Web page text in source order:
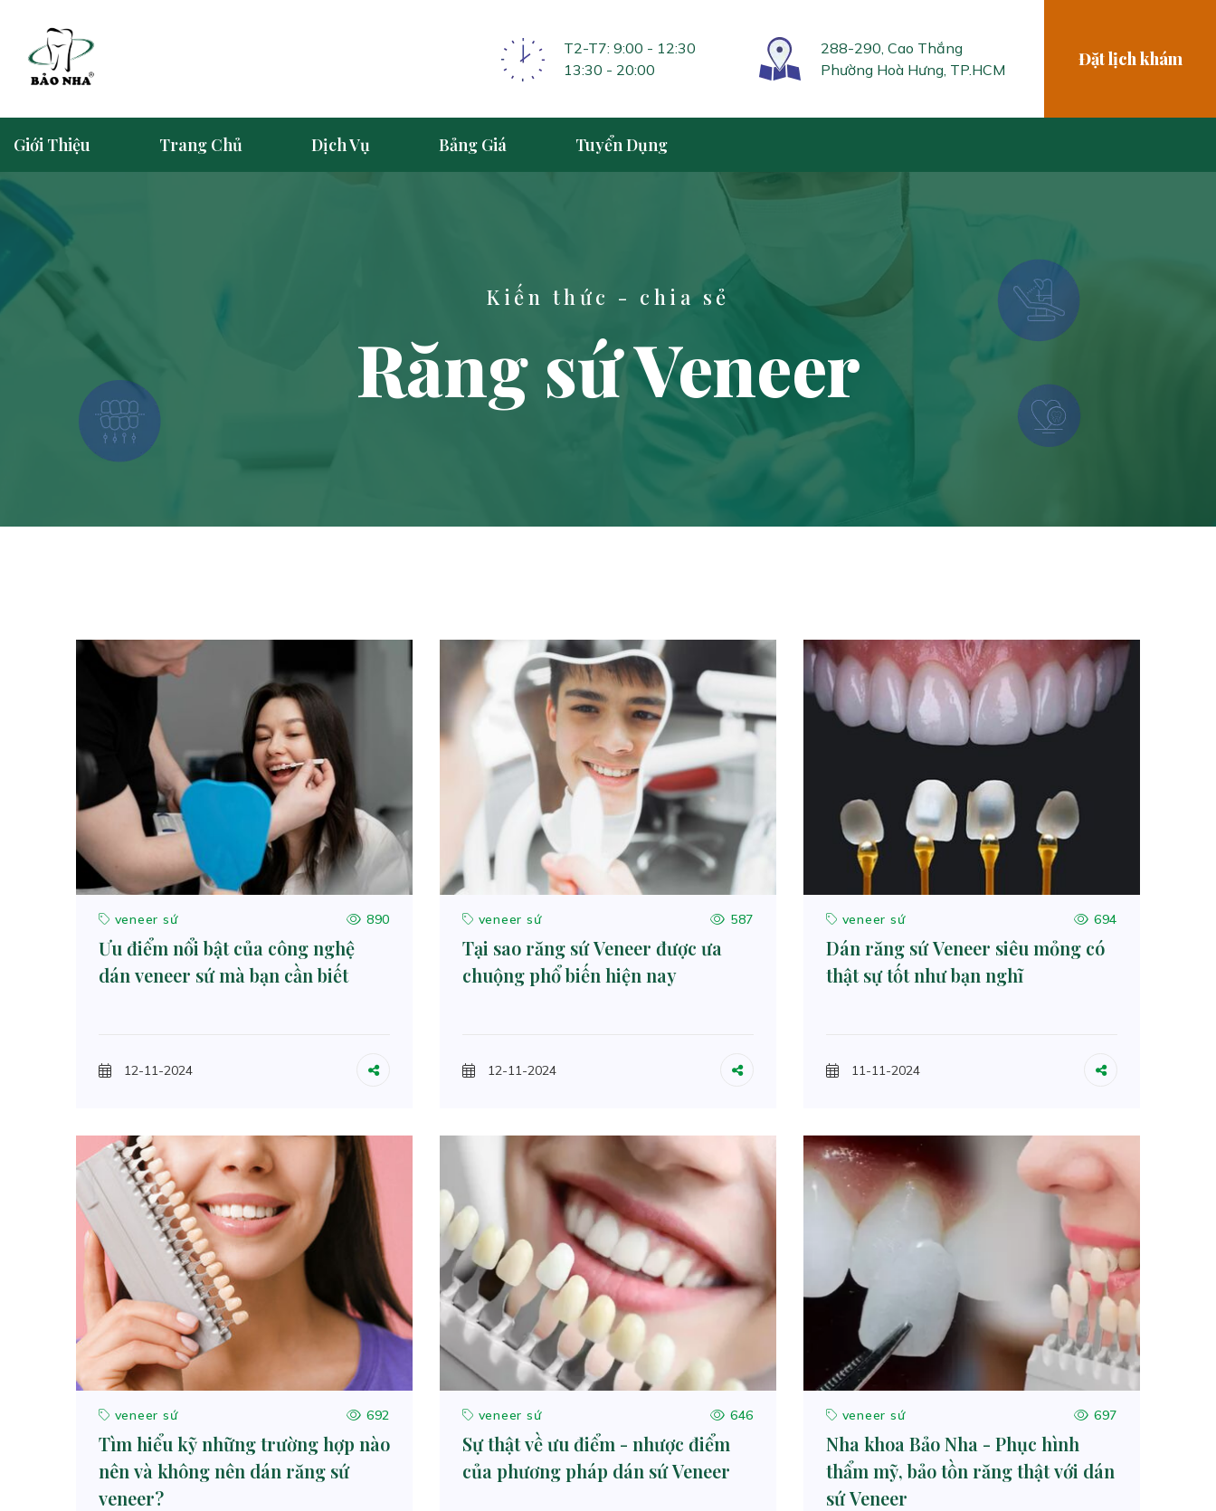
T2-T7: 9:00 - 12:30
13:30 - 20:00
288-290, Cao Thắng
Phường Hoà Hưng, TP.HCM
Đặt lịch khám
Giới Thiệu Trang Chủ Dịch Vụ Bảng Giá Tuyển Dụng
Kiến thức - chia sẻ
Răng sứ Veneer
veneer sứ 890
Ưu điểm nổi bật của công nghệ
dán veneer sứ mà bạn cần biết
12-11-2024
veneer sứ 587
Tại sao răng sứ Veneer được ưa
chuộng phổ biến hiện nay
12-11-2024
veneer sứ 694
Dán răng sứ Veneer siêu mỏng có
thật sự tốt như bạn nghĩ
11-11-2024
veneer sứ 692
Tìm hiểu kỹ những trường hợp nào
nên và không nên dán răng sứ
veneer?
veneer sứ 646
Sự thật về ưu điểm - nhược điểm
của phương pháp dán sứ Veneer
veneer sứ 697
Nha khoa Bảo Nha - Phục hình
thẩm mỹ, bảo tồn răng thật với dán
sứ Veneer